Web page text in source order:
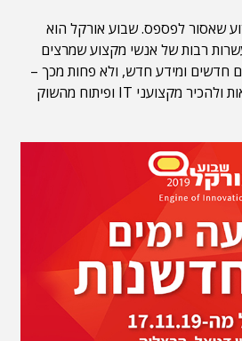
שאסור לפספס. שבוע אורקל הוא
רבות של אנשי מקצוע שמרצים
חדשים ומידע חדש, ולא פחות מכך –
זו הזדמנות לראות, להיראות ולהכיר מקצועני IT ופיתוח מהשוק